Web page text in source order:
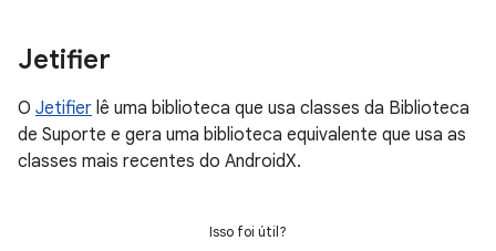
Jetifier
O Jetifier lê uma biblioteca que usa classes da Biblioteca
de Suporte e gera uma biblioteca equivalente que usa as
classes mais recentes do AndroidX.
Isso foi útil?